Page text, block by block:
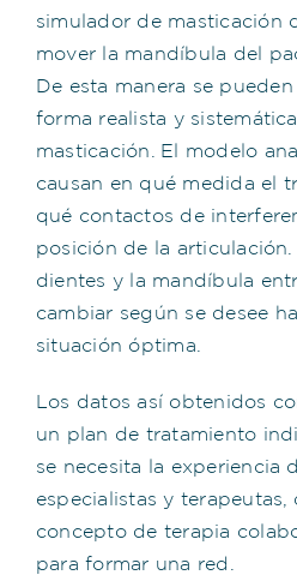
simulador de masticación
mover la mandíbula del
De esta manera se
forma realista y
masticación. El modelo
causan en qué medida el
qué contactos de
posición de la
dientes y la mandíbula
cambiar según se desee
situación óptima.
Los datos así obtenidos
un plan de tratamiento
se necesita la experiencia
especialistas y terapeutas,
concepto de terapia
para formar una red.